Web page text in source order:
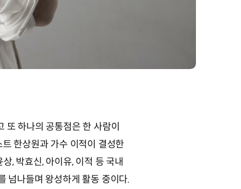
또 하나의 공통점은 한 사람이
한상원과 가수 이적이 결성한
, 박효신, 아이유, 이적 등 국내
넘나들며 왕성하게 활동 중이다.